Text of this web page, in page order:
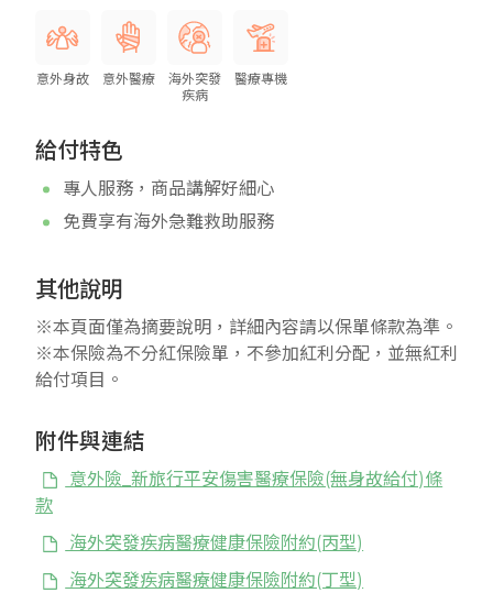
意外身故 意外醫療
海外突發
疾病
醫療專機
給付特色
專人服務，商品講解好細心
免費享有海外急難救助服務
其他說明
※本頁面僅為摘要說明，詳細內容請以保單條款為準。
※本保險為不分紅保險單，不參加紅利分配，並無紅利
給付項目。
附件與連結
意外險_新旅行平安傷害醫療保險(無身故給付)條
款
海外突發疾病醫療健康保險附約(丙型)
海外突發疾病醫療健康保險附約(丁型)